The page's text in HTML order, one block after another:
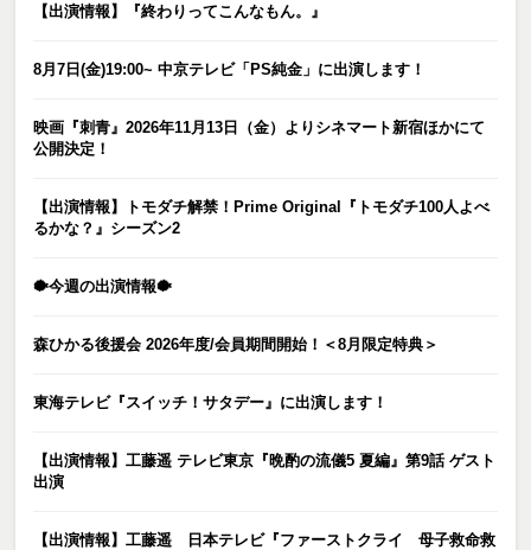
【出演情報】『終わりってこんなもん。』
8月7日(金)19:00~ 中京テレビ「PS純金」に出演します！
映画『刺青』2026年11月13日（金）よりシネマート新宿ほかにて
公開決定！
【出演情報】トモダチ解禁！Prime Original『トモダチ100人よべ
るかな？』シーズン2
🐡今週の出演情報🐡
森ひかる後援会 2026年度/会員期間開始！＜8月限定特典＞
東海テレビ『スイッチ！サタデー』に出演します！
【出演情報】工藤遥 テレビ東京『晩酌の流儀5 夏編』第9話 ゲスト
出演
【出演情報】工藤遥 日本テレビ『ファーストクライ 母子救命救